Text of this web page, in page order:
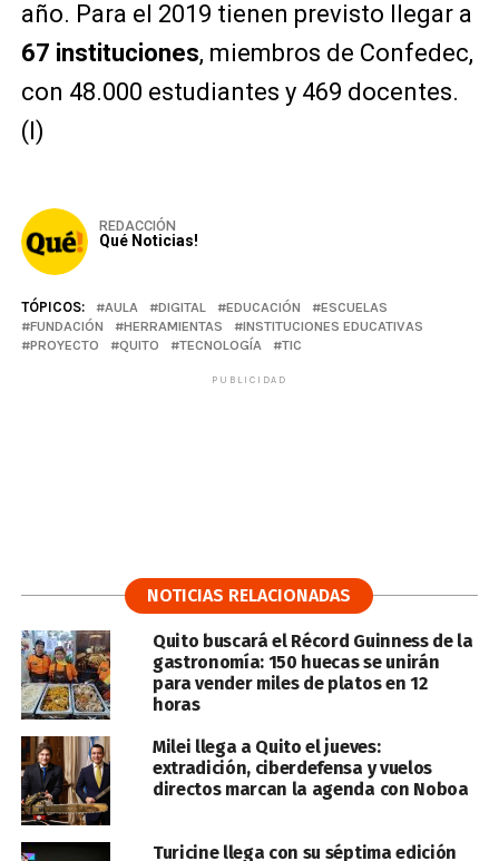
año. Para el 2019 tienen previsto llegar a
67 instituciones, miembros de Confedec,
con 48.000 estudiantes y 469 docentes.
(I)
REDACCIÓN
Qué Noticias!
TÓPICOS: AULA DIGITAL EDUCACIÓN
ESCUELAS
FUNDACIÓN
HERRAMIENTAS
INSTITUCIONES EDUCATIVAS
PROYECTO
QUITO TECNOLOGÍA TIC
PUBLICIDAD
NOTICIAS RELACIONADAS
Quito buscará el Récord Guinness de la
gastronomía: 150 huecas se unirán
para vender miles de platos en 12
horas
Milei llega a Quito el jueves:
extradición, ciberdefensa y vuelos
directos marcan la agenda con Noboa
Turicine llega con su séptima edición